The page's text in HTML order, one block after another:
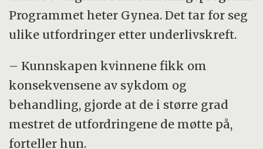
Programmet heter Gynea. Det tar for seg
ulike utfordringer etter underlivskreft.
– Kunnskapen kvinnene fikk om
konsekvensene av sykdom og
behandling, gjorde at de i større grad
mestret de utfordringene de møtte på,
forteller hun.